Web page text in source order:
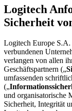
Logitech
Sicherheit
Logitech Europe S.A.
verbundenen
verlangen von allen
Geschäftspartnern („
umfassenden
(„
und organisatorische
Sicherheit, Integrität